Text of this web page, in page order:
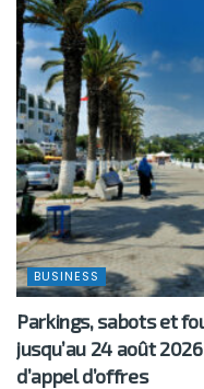
BUSINESS
Parkings, sabots et
jusqu’au 24 août
d’appel d’offres